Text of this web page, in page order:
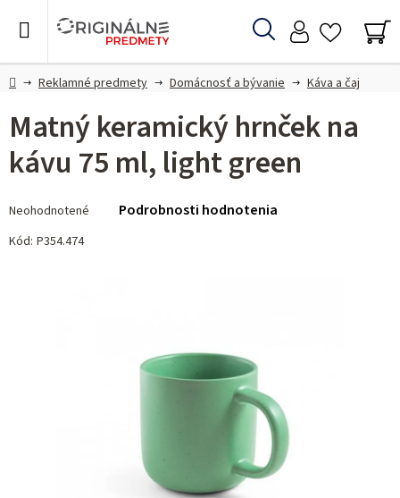
Hľadať
DomovReklamné predmety Domácnosť a bývanie Káva a čaj
Matný keramický hrnček na
kávu 75 ml, light green
hodnotenie
produktu
Neohodnotené Podrobnosti hodnotenia
Kód: P354.474